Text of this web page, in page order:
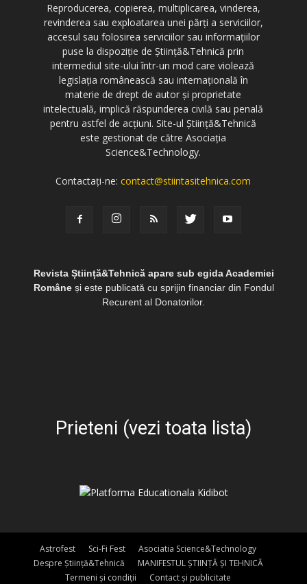
Reproducerea, copierea, multiplicarea, vinderea,
revinderea sau exploatarea unei părți a serviciilor,
accesul sau folosirea serviciilor sau informațiilor
puse la dispoziție de Știință&Tehnică prin
intermediul site-ului într-un mod care violează
legislația românească sau internațională în
materie de drept de autor și proprietate
intelectuală, implică răspunderea civilă sau penală
pentru astfel de acțiuni. Site-ul Știință&Tehnică
este gestionat de către Asociația
Science&Technology.
Contactați-ne:contact@stiintasitehnica.com
Revista Știință&Tehnică apare sub egida Academiei
Româneși este publicată cu sprijin financiar din Fondul
Recurent al Donatorilor.
Prieteni (vezi toata lista)
Astrofest Sci-Fi Fest
Asociatia Science&Technology
Despre Știință&Tehnică
MANIFESTUL ȘTIINȚĂ ȘI TEHNICĂ
Termeni și condiții
Contact și publicitate